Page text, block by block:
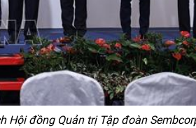
Hội đồng Quản trị Tập đoàn